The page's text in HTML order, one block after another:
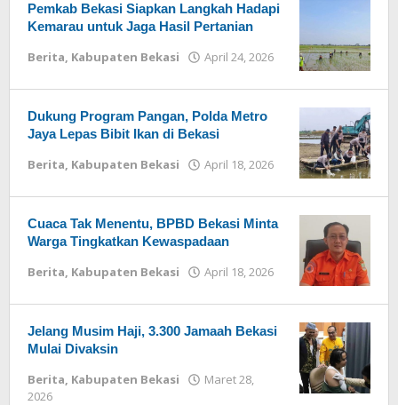
Pemkab Bekasi Siapkan Langkah Hadapi
Kemarau untuk Jaga Hasil Pertanian
Berita, Kabupaten Bekasi April 24, 2026
oleh
Redaksi
Dukung Program Pangan, Polda Metro
Jaya Lepas Bibit Ikan di Bekasi
Berita, Kabupaten Bekasi April 18, 2026
oleh
Redaksi
Cuaca Tak Menentu, BPBD Bekasi Minta
Warga Tingkatkan Kewaspadaan
Berita, Kabupaten Bekasi April 18, 2026
oleh
Redaksi
Jelang Musim Haji, 3.300 Jamaah Bekasi
Mulai Divaksin
Berita, Kabupaten Bekasi
Maret 28,
2026